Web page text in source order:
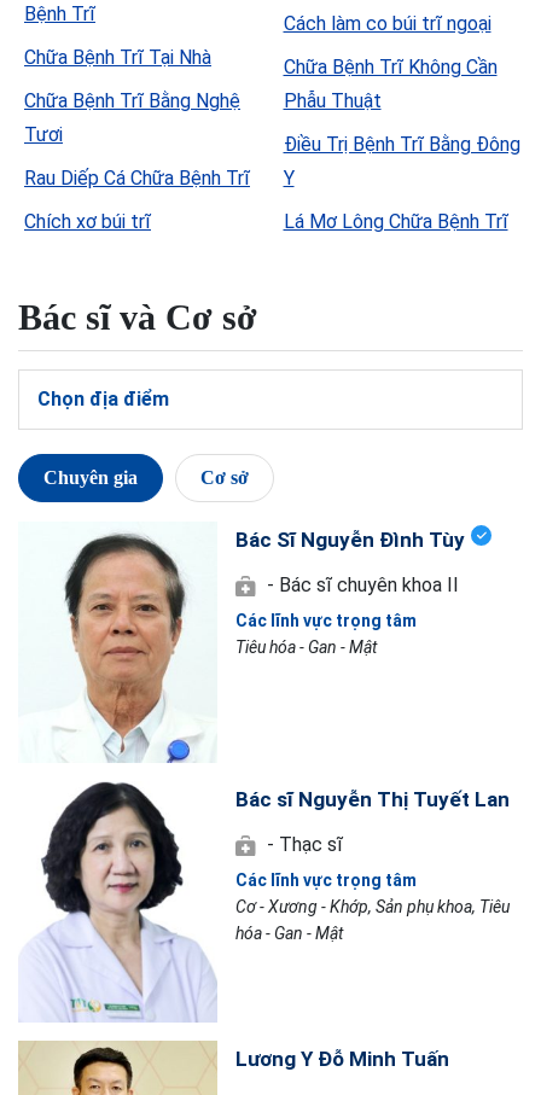
Bệnh Trĩ
Chữa Bệnh Trĩ Tại Nhà
Chữa Bệnh Trĩ Bằng Nghệ
Tươi
Rau Diếp Cá Chữa Bệnh Trĩ
Chích xơ búi trĩ
Cách làm co búi trĩ ngoại
Chữa Bệnh Trĩ Không Cần
Phẫu Thuật
Điều Trị Bệnh Trĩ Bằng Đông
Y
Lá Mơ Lông Chữa Bệnh Trĩ
Bác sĩ và Cơ sở
Chọn địa điểm
Chuyên gia Cơ sở
Bác Sĩ Nguyễn Đình Tùy
- Bác sĩ chuyên khoa II
Các lĩnh vực trọng tâm
Tiêu hóa - Gan - Mật
Bác sĩ Nguyễn Thị Tuyết Lan
- Thạc sĩ
Các lĩnh vực trọng tâm
Cơ - Xương - Khớp, Sản phụ khoa, Tiêu
hóa - Gan - Mật
Lương Y Đỗ Minh Tuấn